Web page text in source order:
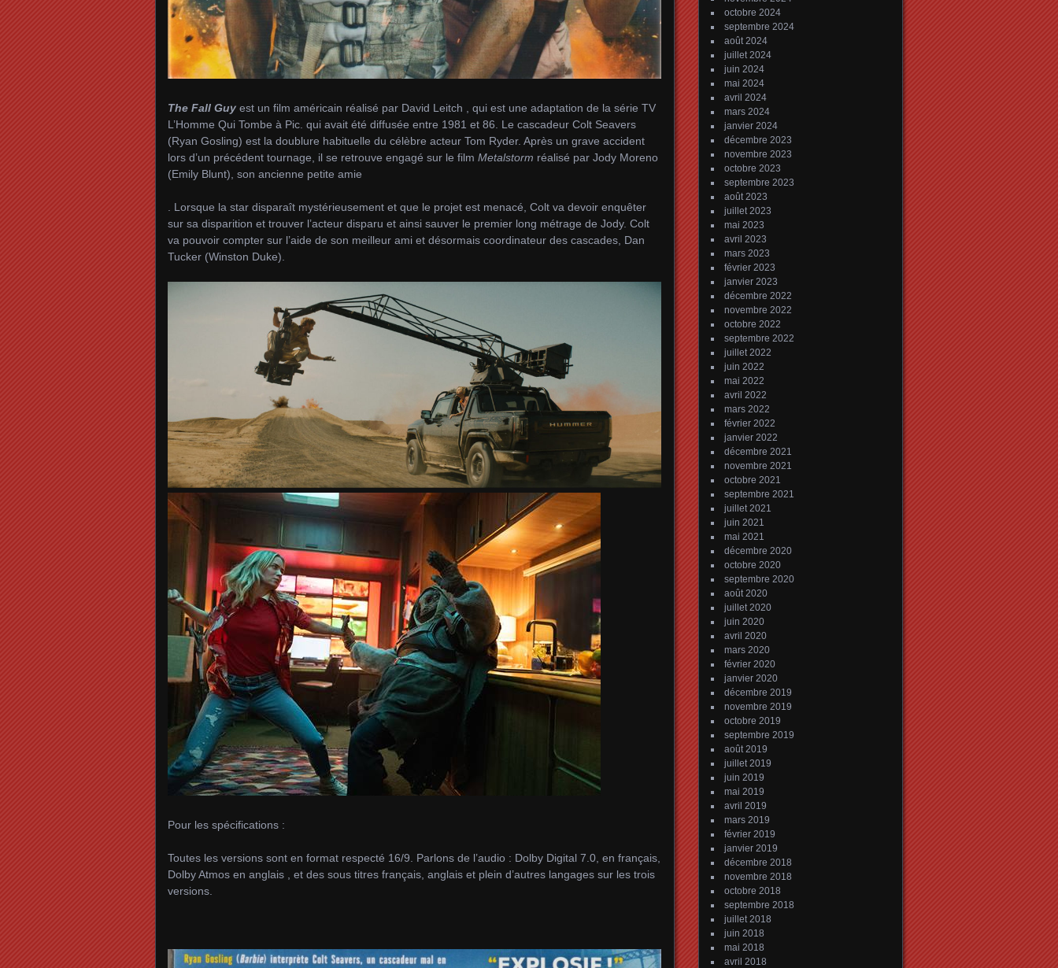
The Fall Guy est un film américain réalisé par David Leitch , qui est une adaptation de la série TV
L’Homme Qui Tombe à Pic. qui avait été diffusée entre 1981 et 86. Le cascadeur Colt Seavers
(Ryan Gosling) est la doublure habituelle du célèbre acteur Tom Ryder. Après un grave accident
lors d’un précédent tournage, il se retrouve engagé sur le film Metalstorm réalisé par Jody Moreno
(Emily Blunt), son ancienne petite amie
. Lorsque la star disparaît mystérieusement et que le projet est menacé, Colt va devoir enquêter
sur sa disparition et trouver l’acteur disparu et ainsi sauver le premier long métrage de Jody. Colt
va pouvoir compter sur l’aide de son meilleur ami et désormais coordinateur des cascades, Dan
Tucker (Winston Duke).
Pour les spécifications :
Toutes les versions sont en format respecté 16/9. Parlons de l’audio : Dolby Digital 7.0, en français,
Dolby Atmos en anglais , et des sous titres français, anglais et plein d’autres langages sur les trois
versions.
octobre 2024
septembre 2024
août 2024
juillet 2024
juin 2024
mai 2024
avril 2024
mars 2024
janvier 2024
décembre 2023
novembre 2023
octobre 2023
septembre 2023
août 2023
juillet 2023
mai 2023
avril 2023
mars 2023
février 2023
janvier 2023
décembre 2022
novembre 2022
octobre 2022
septembre 2022
juillet 2022
juin 2022
mai 2022
avril 2022
mars 2022
février 2022
janvier 2022
décembre 2021
novembre 2021
octobre 2021
septembre 2021
juillet 2021
juin 2021
mai 2021
décembre 2020
octobre 2020
septembre 2020
août 2020
juillet 2020
juin 2020
avril 2020
mars 2020
février 2020
janvier 2020
décembre 2019
novembre 2019
octobre 2019
septembre 2019
août 2019
juillet 2019
juin 2019
mai 2019
avril 2019
mars 2019
février 2019
janvier 2019
décembre 2018
novembre 2018
octobre 2018
septembre 2018
juillet 2018
juin 2018
mai 2018
avril 2018